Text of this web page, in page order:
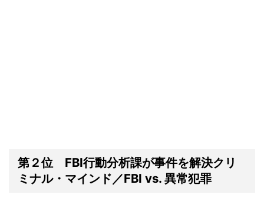
第２位 FBI行動分析課が事件を解決クリ
ミナル・マインド／FBI vs. 異常犯罪